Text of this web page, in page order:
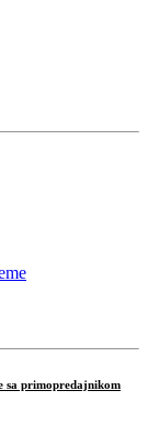
sa primopredajnikom